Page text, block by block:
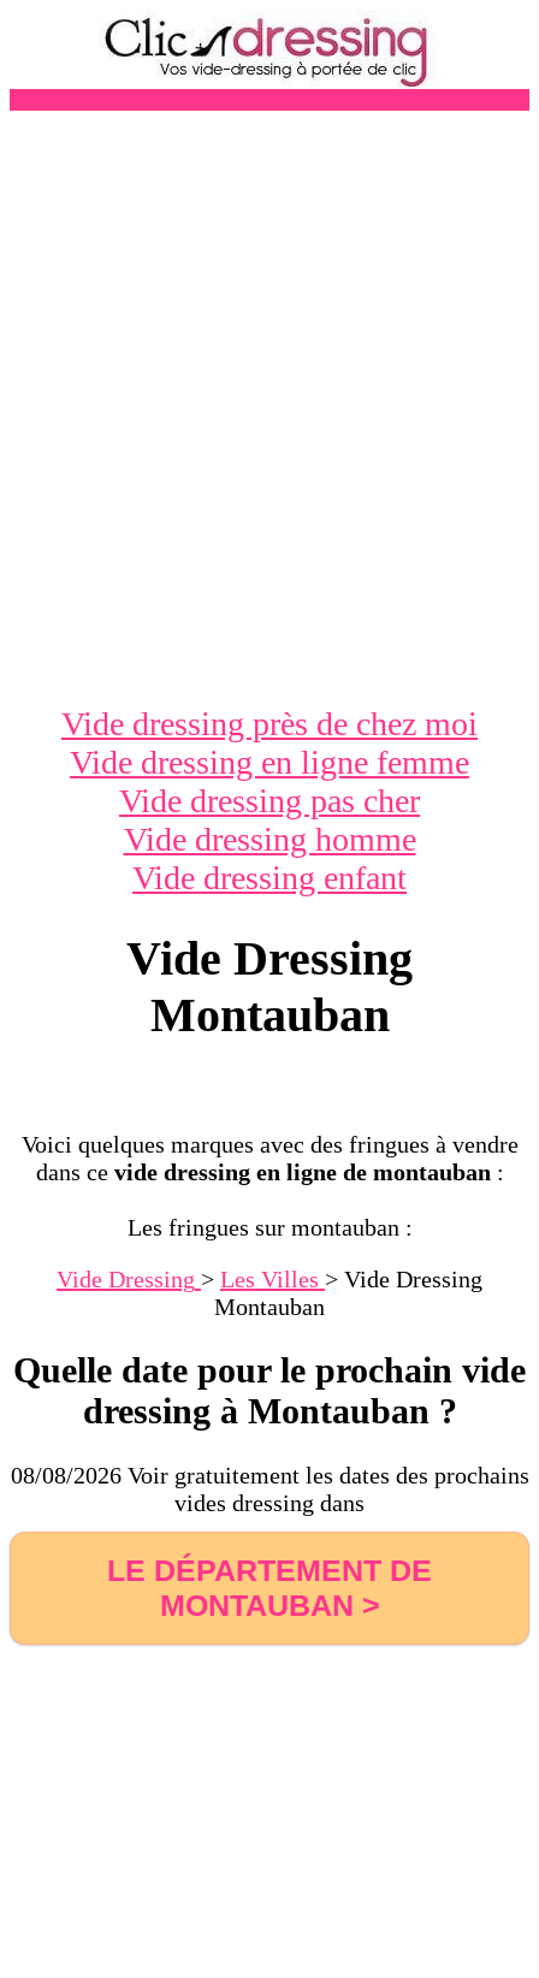
Vide dressing près de chez moi
Vide dressing en ligne femme
Vide dressing pas cher
Vide dressing homme
Vide dressing enfant
Vide Dressing
Montauban
Voici quelques marques avec des fringues à vendre
dans ce vide dressing en ligne de montauban :
Les fringues sur montauban :
Vide Dressing > Les Villes > Vide Dressing
Montauban
Quelle date pour le prochain vide
dressing à Montauban ?
08/08/2026 Voir gratuitement les dates des prochains
vides dressing dans
LE DÉPARTEMENT DE
MONTAUBAN